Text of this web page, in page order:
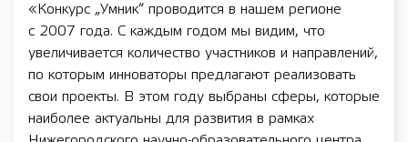
«Конкурс „Умник“ проводится в нашем регионе
с 2007 года. С каждым годом мы видим, что
увеличивается количество участников и направлений,
по которым инноваторы предлагают реализовать
свои проекты. В этом году выбраны сферы, которые
наиболее актуальны для развития в рамках